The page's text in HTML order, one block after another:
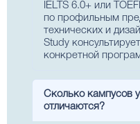
IELTS 6.0+ или
по профильным
технических и
Study
конкретной
Сколько кампусов
отличаются?